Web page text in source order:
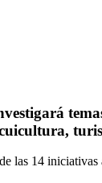
las 14